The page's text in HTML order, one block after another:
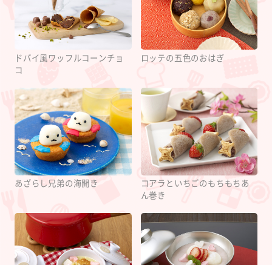
ドバイ風ワッフルコーンチョ
コ
ロッテの五色のおはぎ
あざらし兄弟の海開き
コアラといちごのもちもちあ
ん巻き